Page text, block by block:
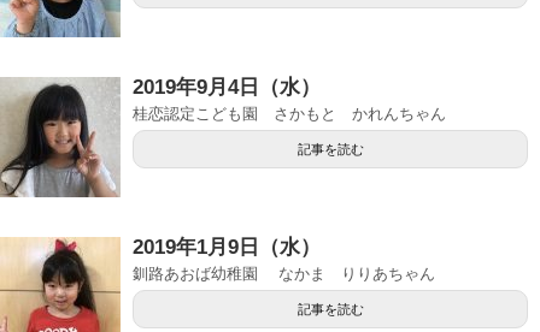
2019年9月4日（水）
桂恋認定こども園 さかもと かれんちゃん
記事を読む
2019年1月9日（水）
釧路あおば幼稚園 なかま りりあちゃん
記事を読む